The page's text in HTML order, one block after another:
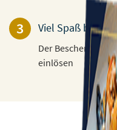
3 Viel Spaß beim
Der Beschenkte
einlösen